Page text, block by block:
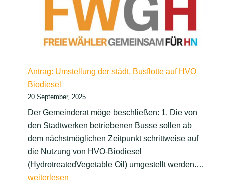
„Muscle
Beach“-
Anlagen
für
Menschen
Heilbronn
Antrag: Umstellung der städt. Busflotte auf HVO
Biodiesel
20 September, 2025
Der Gemeinderat möge beschließen: 1. Die von
den Stadtwerken betriebenen Busse sollen ab
dem nächstmöglichen Zeitpunkt schrittweise auf
die Nutzung von HVO-Biodiesel
(HydrotreatedVegetable Oil) umgestellt werden.…
weiterlesen